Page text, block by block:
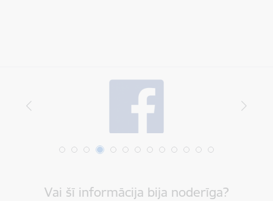
Vai šī informācija bija noderīga?